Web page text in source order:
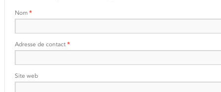
Nom *
Adresse de contact *
Site web